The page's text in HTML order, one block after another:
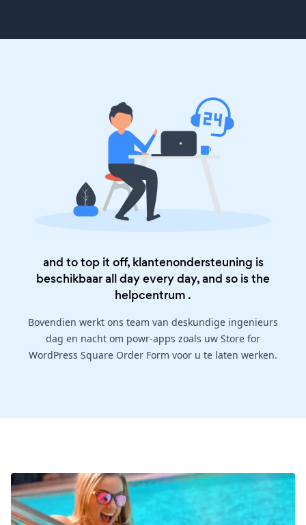
and to top it off, klantenondersteuning is
beschikbaar all day every day, and so is the
helpcentrum .
Bovendien werkt ons team van deskundige ingenieurs
dag en nacht om powr-apps zoals uw Store for
WordPress Square Order Form voor u te laten werken.